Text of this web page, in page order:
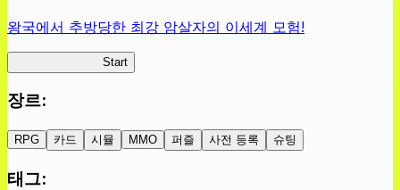
왕국에서 추방당한 최강 암살자의 이세계 모험!
Start
장르:
RPG 카드 시뮬 MMO 퍼즐 사전 등록 슈팅
태그: